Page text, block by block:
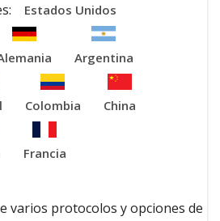
Estados Unidos
Argentina
Colombia China
Francia
varios protocolos y opciones de